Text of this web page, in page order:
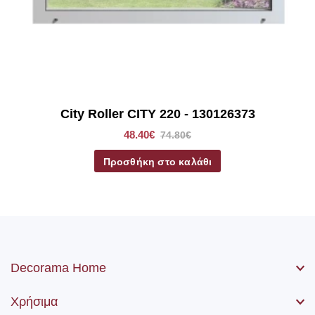
City Roller CITY 220 - 130126373
48.40€ 74.80€
Προσθήκη στο καλάθι
Decorama Home
Χρήσιμα